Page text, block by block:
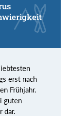
erst nach
Frühjahr.
guten
dar.